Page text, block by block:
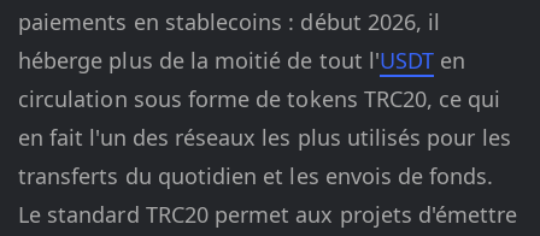
paiements en stablecoins : début 2026, il
héberge plus de la moitié de tout l'USDT en
circulation sous forme de tokens TRC20, ce qui
en fait l'un des réseaux les plus utilisés pour les
transferts du quotidien et les envois de fonds.
Le standard TRC20 permet aux projets d'émettre